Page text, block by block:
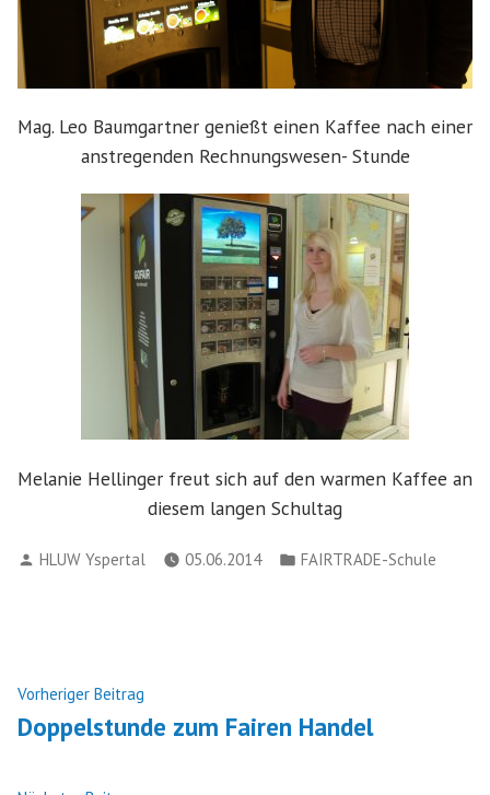
Mag. Leo Baumgartner genießt einen Kaffee nach einer
anstregenden Rechnungswesen- Stunde
Melanie Hellinger freut sich auf den warmen Kaffee an
diesem langen Schultag
Verfasst
HLUW Yspertal 05.06.2014
Veröffentlicht
FAIRTRADE-Schule
Beitragsnavigation
Vorheriger Beitrag
Beitrag:
Doppelstunde zum Fairen Handel